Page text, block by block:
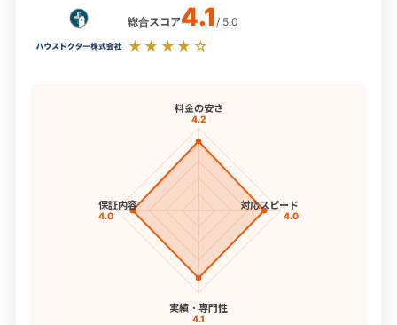
総合スコア4.1 / 5.0
★★★★☆
料金の安さ
4.2
対応スピード
4.0
実績・専門性
4.1
保証内容
4.0